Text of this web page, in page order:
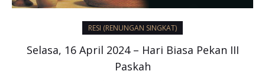
RESI (RENUNGAN SINGKAT)
Selasa, 16 April 2024 – Hari Biasa Pekan III
Paskah